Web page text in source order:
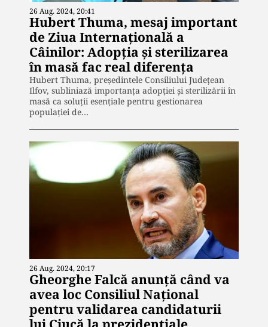
26 Aug. 2024, 20:41
Hubert Thuma, mesaj important
de Ziua Internațională a
Câinilor: Adopția și sterilizarea
în masă fac real diferența
Hubert Thuma, președintele Consiliului Județean
Ilfov, subliniază importanța adopției și sterilizării în
masă ca soluții esențiale pentru gestionarea
populației de…
26 Aug. 2024, 20:17
Gheorghe Falcă anunță când va
avea loc Consiliul Naţional
pentru validarea candidaturii